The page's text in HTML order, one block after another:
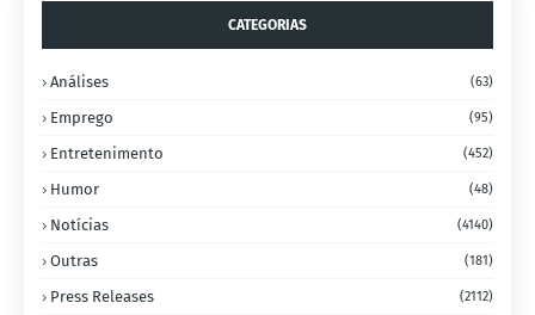
CATEGORIAS
Análises (63)
Emprego (95)
Entretenimento (452)
Humor (48)
Notícias (4140)
Outras (181)
Press Releases (2112)